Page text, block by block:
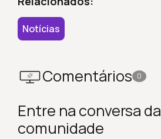
Notícias
Comentários 0
Entre na conversa da
comunidade